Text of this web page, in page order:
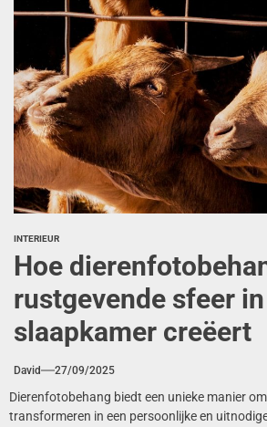
INTERIEUR
Hoe
rustgevende sfeer
slaapkamer creëert
David 27/09/2025
Dierenfotobehang biedt een unieke manier
transformeren in een persoonlijke en